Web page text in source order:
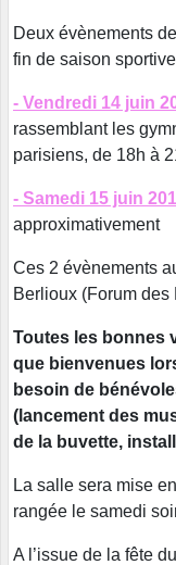
Deux évènements
fin de saison
- Vendredi 14 juin
rassemblant les
parisiens, de 18h à
- Samedi 15 juin
approximativement
Ces 2 évènements
Berlioux (Forum des
Toutes les bonnes
que bienvenues
besoin de
(lancement des
de la buvette,
La salle sera mise
rangée le samedi
A l’issue de la fête